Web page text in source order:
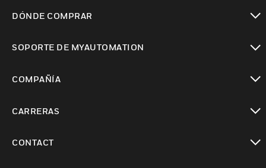
DÓNDE COMPRAR
SOPORTE DE MYAUTOMATION
COMPAÑÍA
CARRERAS
CONTACT